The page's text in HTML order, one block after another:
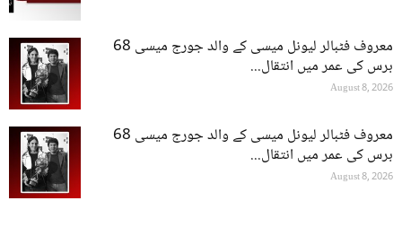
معروف فٹبالر لیونل میسی کے والد جورج میسی 68
برس کی عمر میں انتقال...
August 8, 2026
معروف فٹبالر لیونل میسی کے والد جورج میسی 68
برس کی عمر میں انتقال...
August 8, 2026